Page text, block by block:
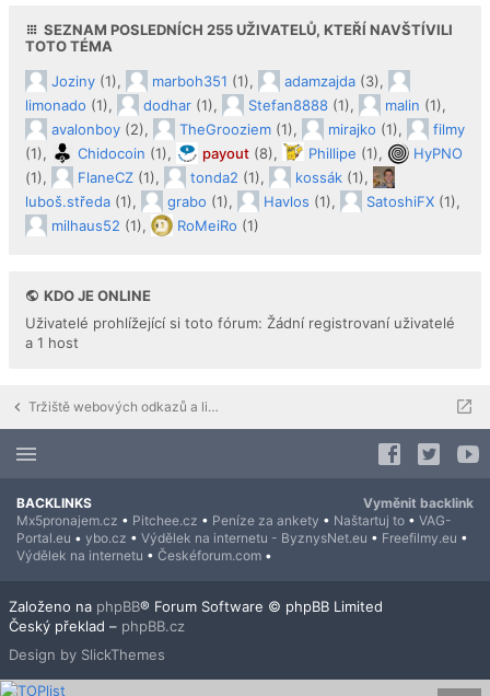
SEZNAM POSLEDNÍCH 255UŽIVATELŮ, KTEŘÍ NAVŠTÍVILI
TOTO TÉMA
Joziny (1), marboh351 (1), adamzajda (3),
limonado (1), dodhar (1), Stefan8888 (1), malin (1),
avalonboy (2), TheGrooziem (1), mirajko (1),
filmy
(1),
Chidocoin (1), payout (8), Phillipe (1),
HyPNO
(1),
FlaneCZ (1), tonda2 (1), kossák (1),
luboš.středa (1), grabo (1), Havlos (1), SatoshiFX (1),
milhaus52 (1), RoMeiRo (1)
KDO JE ONLINE
Uživatelé prohlížející si toto fórum: Žádní registrovaní uživatelé
a 1 host
Tržiště webových odkazů a linkbuildingu
BACKLINKS
Vyměnit backlink
Mx5pronajem.cz • Pitchee.cz • Peníze za ankety • Naštartuj to • VAG-
Portal.eu • ybo.cz • Výdělek na internetu - ByznysNet.eu • Freefilmy.eu •
Výdělek na internetu • Českéforum.com •
Založeno na phpBB® Forum Software © phpBB Limited
Český překlad – phpBB.cz
Design by SlickThemes